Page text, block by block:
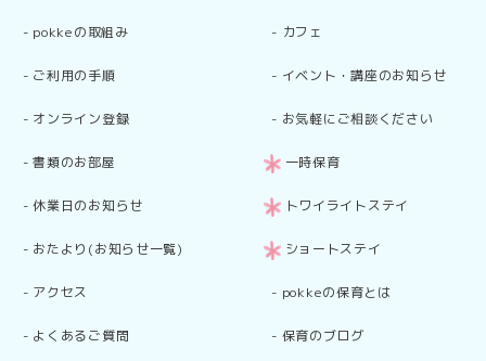
- pokkeの取組み
- ご利用の手順
- オンライン登録
-書類のお部屋
-休業日のお知らせ
- おたより(お知らせ一覧)
- アクセス
- よくあるご質問
- カフェ
- イベント・講座のお知らせ
- お気軽にご相談ください
一時保育
トワイライトステイ
ショートステイ
- pokkeの保育とは
- 保育のブログ